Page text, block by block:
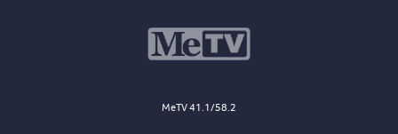
MeTV 41.1/58.2